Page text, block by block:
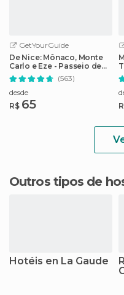
GetYourGuide
De Nice: Mônaco, Monte
Carlo e Eze - Passeio de
meio dia
(563)
desde
R$ 65
Outros tipos de
Hotéis en La Gaude